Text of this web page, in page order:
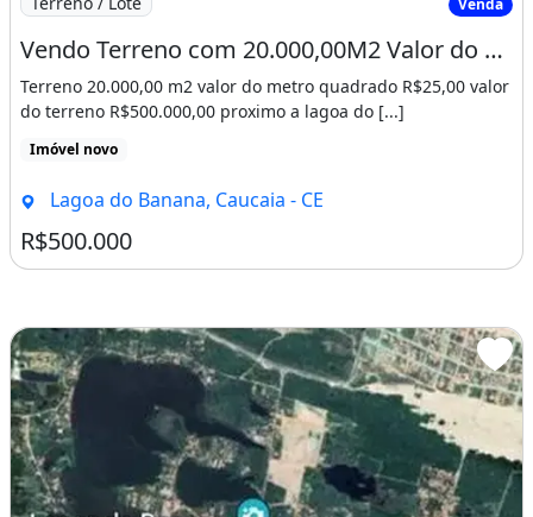
Vendo Terreno com 20.000,00M2 Valor do Metro R$25,00. Em Pouco Tempo
Terreno 20.000,00 m2 valor do metro quadrado R$25,00 valor
do terreno R$500.000,00 proximo a lagoa do [...]
Imóvel novo
Lagoa do Banana, Caucaia - CE
R$500.000